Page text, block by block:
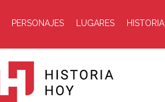
PERSONAJES LUGARES HISTORIA